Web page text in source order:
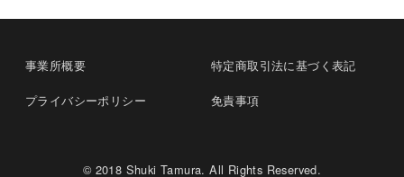
事業所概要 特定商取引法に基づく表記
プライバシーポリシー 免責事項
© 2018 Shuki Tamura. All Rights Reserved.